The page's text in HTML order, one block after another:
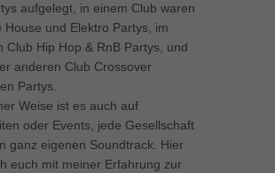
aufgelegt, in einem Club waren
House und Elektro Partys, im
Club Hip Hop & RnB Partys, und
anderen Club Crossover
Partys.
Weise ist es auch auf
oder Events, jede Gesellschaft
ganz eigenen Soundtrack. Hier
euch mit meiner Erfahrung zur
von Drittanbietern oder Publishern verwendet,
anzuzeigen. Sie tun dies, indem sie
hinweg verfolgen.
(5)
und Social-Media-Plattformen werden